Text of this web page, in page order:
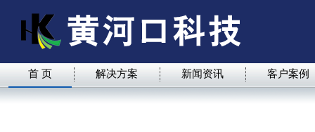
首 页 解决方案 新闻资讯 客户案例